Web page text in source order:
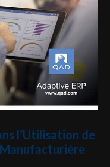
l’Utilisation de
Manufacturière